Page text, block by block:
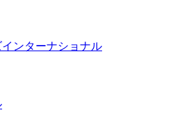
ンターナショナル